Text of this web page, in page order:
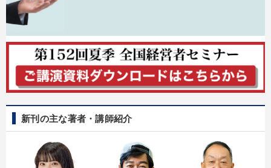
新刊の主な著者・講師紹介